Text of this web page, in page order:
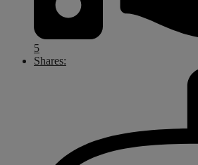
5
Shares: